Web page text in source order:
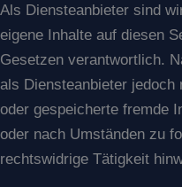
Als Diensteanbieter sind
eigene Inhalte auf diesen
Gesetzen verantwortlich.
als Diensteanbieter
oder gespeicherte fremde
oder nach Umständen zu
rechtswidrige Tätigkeit